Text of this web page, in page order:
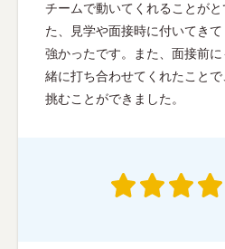
チームで動いてくれることが
た、見学や面接時に付いてき
強かったです。また、面接前
緒に打ち合わせてくれたこと
挑むことができました。